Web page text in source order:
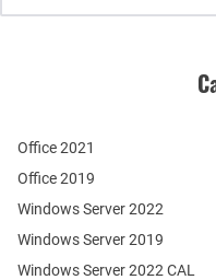
Office 2021
Office 2019
Windows Server 2022
Windows Server 2019
Windows Server 2022 CAL